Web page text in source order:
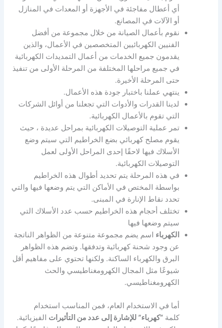
أي أعطال مفاجئة في الأجهزة أو المعدات في المنازل
أو الآلات في المصانع.
نقوم بأعمال الصيانة من خلال مجموعة من أفضل
الفنيين الكهربائيين المتخصصين في الأعمال، والذين
يقدمون جميع الخدمات من أعمال التمديدات الكهربائية
في جميع مراحلها المختلفة من المرحلة الأولى من تنفيذ
حتى المرحلة الأخيرة.
ينتهي عملنا باختبار جودة هذه الأعمال.
لدينا القدرات والأدوات التي تجعلنا من أوائل الشركات
التي تقوم بالأعمال الكهربائية.
تمر عملية التوصيلات الكهربائية بمراحل عديدة ، حيث
يقوم مصلح كهربائي بضع الخراطيم التي سيتم وضع
الأسلاك فيها لاحقًا إحدى المراحل الأولى لعمل
التوصيلات الكهربائية.
في هذه المرحلة يتم تحديد أطوال هذه الخراطيم
بواسطة المختص في الأماكن التي يتم وضعها فيها والتي
تحدد نقاط الإنارة في المبنى.
تختلف أحجام هذه الخراطيم حسب عدد الأسلاك التي
سيتم وضعها فيها
الكهرباء اسم يضم مجموعة متنوعة من الظواهر الناتجة
عن وجود شحنة كهربائية وتدفقها. وتضم هذه الظواهر
البرق والكهرباء الساكنة. ولكنها تحتوي على مفاهيم أقل
شيوعًا مثل المجال الكهرومغناطيسي والحث
الكهرومغناطيسي.
أما في الاستخدام العام، فمن المناسب استخدام
كلمة“كهرباء” للإشارة إلى عدد من التأثيرات الفيزيائية.